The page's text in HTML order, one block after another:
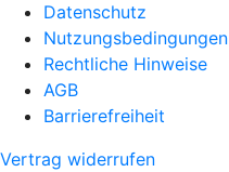
Datenschutz
Nutzungsbedingungen
Rechtliche Hinweise
AGB
Barrierefreiheit
Vertrag widerrufen